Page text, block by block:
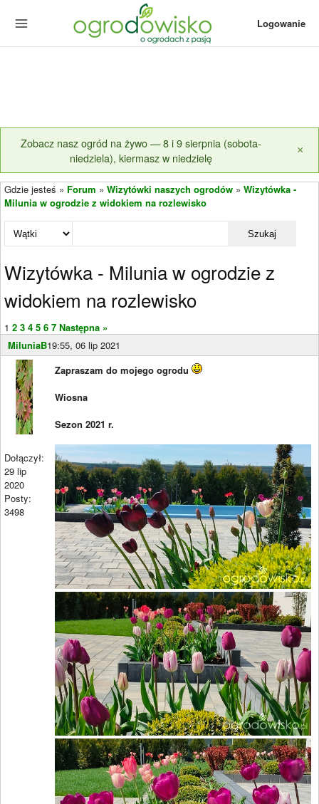
Logowanie
Zobacz nasz ogród na żywo — 8 i 9 sierpnia (sobota-
niedziela), kiermasz w niedzielę
×
Gdzie jesteś » Forum » Wizytówki naszych ogrodów » Wizytówka -
Milunia w ogrodzie z widokiem na rozlewisko
Szukaj
Wizytówka - Milunia w ogrodzie z
widokiem na rozlewisko
1 2 3 4 5 6 7 Następna »
MiluniaB19:55, 06 lip 2021
Dołączył:
29 lip
2020
Posty:
3498
Zapraszam do mojego ogrodu
Wiosna
Sezon 2021 r.